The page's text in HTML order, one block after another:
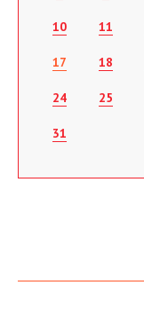
10 11
17 18
24 25
31